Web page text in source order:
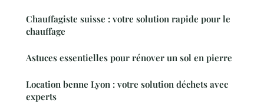
Chauffagiste suisse : votre solution rapide pour le
chauffage
Astuces essentielles pour rénover un sol en pierre
Location benne Lyon : votre solution déchets avec
experts